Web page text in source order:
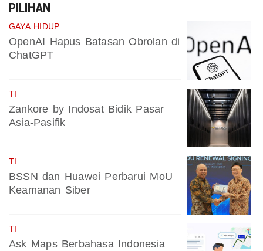
PILIHAN
GAYA HIDUP
OpenAI Hapus Batasan Obrolan di
ChatGPT
TI
Zankore by Indosat Bidik Pasar
Asia-Pasifik
TI
BSSN dan Huawei Perbarui MoU
Keamanan Siber
TI
Ask Maps Berbahasa Indonesia